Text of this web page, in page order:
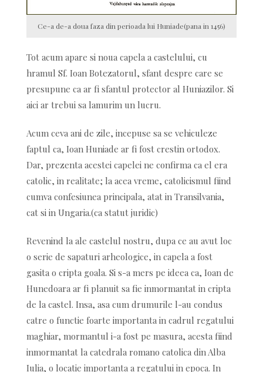
Ce-a de-a doua faza din perioada lui Huniade(pana in 1456)
Tot acum apare si noua capela a castelului, cu
hramul Sf. Ioan Botezatorul, sfant despre care se
presupune ca ar fi sfantul protector al Huniazilor. Si
aici ar trebui sa lamurim un lucru.
Acum ceva ani de zile, incepuse sa se vehiculeze
faptul ca, Ioan Huniade ar fi fost crestin ortodox.
Dar, prezenta acestei capelei ne confirma ca el era
catolic, in realitate; la acea vreme, catolicismul fiind
cumva confesiunea principala, atat in Transilvania,
cat si in Ungaria.(ca statut juridic)
Revenind la ale castelul nostru, dupa ce au avut loc
o serie de sapaturi arheologice, in capela a fost
gasita o cripta goala. Si s-a mers pe ideea ca, Ioan de
Hunedoara ar fi planuit sa fie inmormantat in cripta
de la castel. Insa, asa cum drumurile l-au condus
catre o functie foarte importanta in cadrul regatului
maghiar, mormantul i-a fost pe masura, acesta fiind
inmormantat la catedrala romano catolica din Alba
Iulia, o locatie importanta a regatului in epoca. In